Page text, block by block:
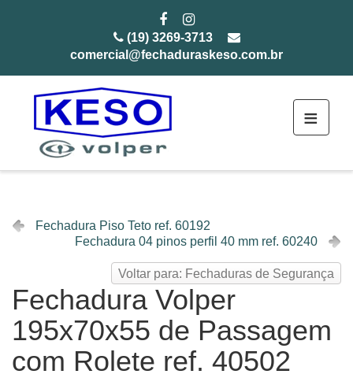
(19) 3269-3713
comercial@fechaduraskeso.com.br
≡
Fechadura Piso Teto ref. 60192
Fechadura 04 pinos perfil 40 mm ref. 60240
Voltar para: Fechaduras de Segurança
Fechadura Volper
195x70x55 de Passagem
com Rolete ref. 40502